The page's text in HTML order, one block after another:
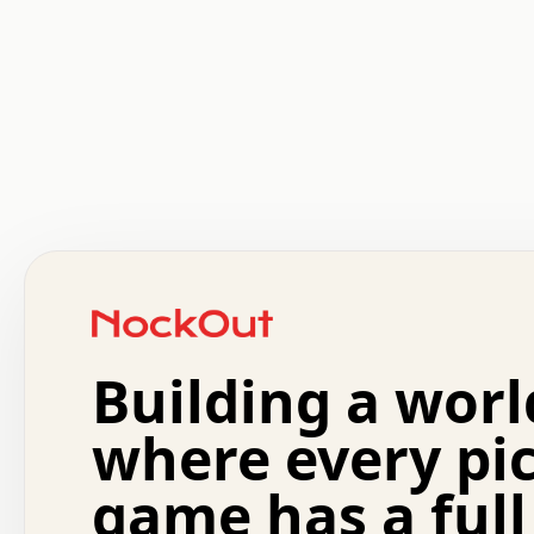
.   +   .   .   o   .   .   .   .   .   .   :   .
.   .   .   o   .   .   .   .   .   .   .   .   x   .
.   .   .   .   +   .   .   .   .   .   .   .   +
.   :   .   .   .   .   .   .   .   .   o   .   .
.   .   .   x   .   .   .   .   .   .   :   .   .   o
.   .   .   .   :   .   .   .   .   o   .   .   .
+   .   .   :   .   .   .   .   .   .   .   .   .
.   .   .   .   .   .   .   :   .   .   .   .   .
Building a
where every
game has a full